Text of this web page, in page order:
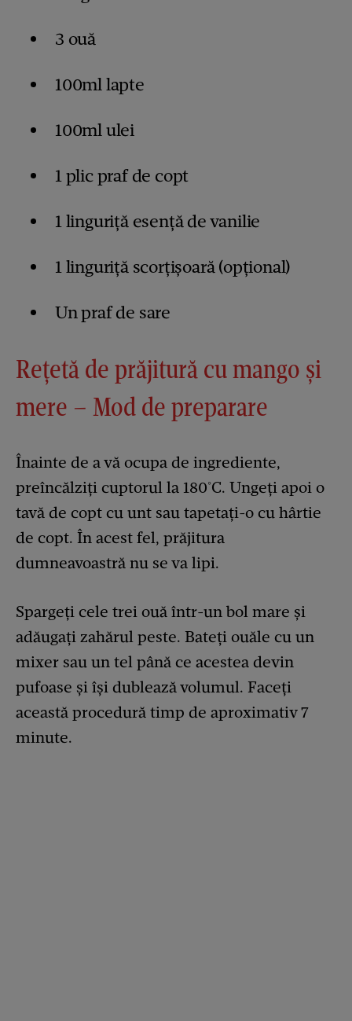
3 ouă
100ml lapte
100ml ulei
1 plic praf de copt
1 linguriță esență de vanilie
1 linguriță scorțișoară (opțional)
Un praf de sare
Rețetă de prăjitură cu mango și
mere – Mod de preparare
Înainte de a vă ocupa de ingrediente,
preîncălziți cuptorul la 180°C. Ungeți apoi o
tavă de copt cu unt sau tapetați-o cu hârtie
de copt. În acest fel, prăjitura
dumneavoastră nu se va lipi.
Spargeți cele trei ouă într-un bol mare și
adăugați zahărul peste. Bateți ouăle cu un
mixer sau un tel până ce acestea devin
pufoase și își dublează volumul. Faceți
această procedură timp de aproximativ 7
minute.